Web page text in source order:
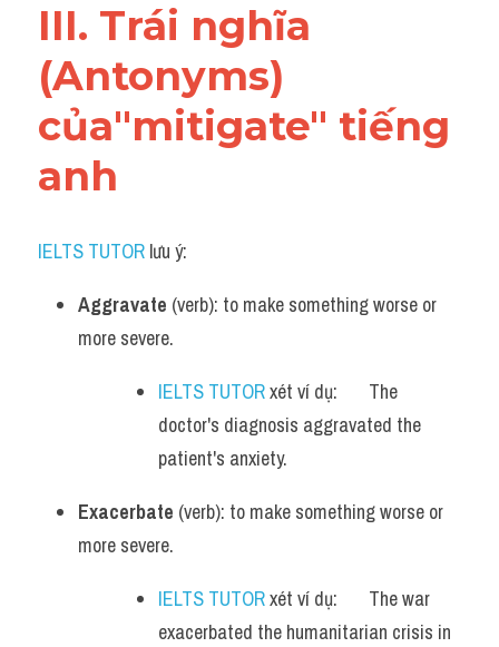
III. Trái nghĩa
(Antonyms)
của"mitigate" tiếng
anh
IELTS TUTOR lưu ý:
Aggravate (verb): to make something worse or
more severe.
IELTS TUTOR xét ví dụ:       The
doctor's diagnosis aggravated the
patient's anxiety.
Exacerbate (verb): to make something worse or
more severe.
IELTS TUTOR xét ví dụ:       The war
exacerbated the humanitarian crisis in